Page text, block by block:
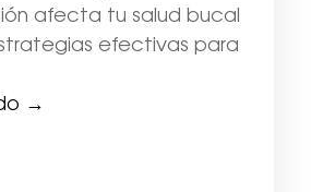
afecta tu salud bucal
efectivas para
→